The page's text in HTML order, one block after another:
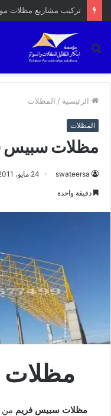
احدث انواع المظلات
بحث
الرئيسية / المظلات
المظلات
مظلات سبيس
swateersa 24 مايو، 2011
دقيقة واحدة
مظلات سبيس فريم من